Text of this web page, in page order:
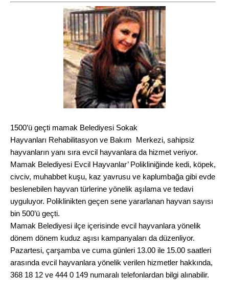
1500’ü geçti mamak Belediyesi Sokak
Hayvanları Rehabilitasyon ve Bakım Merkezi, sahipsiz
hayvanların yanı sıra evcil hayvanlara da hizmet veriyor.
Mamak Belediyesi Evcil Hayvanlar’ Polikliniğinde kedi, köpek,
civciv, muhabbet kuşu, kaz yavrusu ve kaplumbağa gibi evde
beslenebilen hayvan türlerine yönelik aşılama ve tedavi
uyguluyor. Poliklinikten geçen sene yararlanan hayvan sayısı
bin 500’ü geçti.
Mamak Belediyesi ilçe içerisinde evcil hayvanlara yönelik
dönem dönem kuduz aşısı kampanyaları da düzenliyor.
Pazartesi, çarşamba ve cuma günleri 13.00 ile 15.00 saatleri
arasında evcil hayvanlara yönelik verilen hizmetler hakkında,
368 18 12 ve 444 0 149 numaralı telefonlardan bilgi alınabilir.